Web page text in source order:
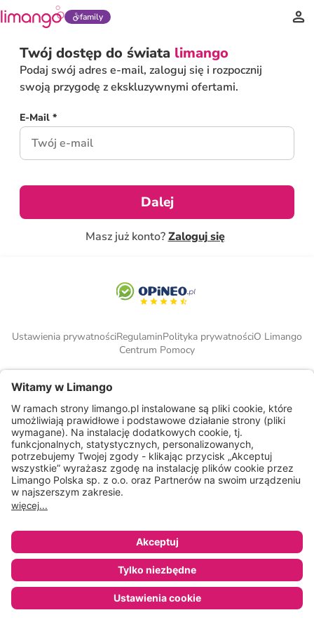
family
Twój dostęp do świata limango
Podaj swój adres e-mail, zaloguj się i rozpocznij
swoją przygodę z ekskluzywnymi ofertami.
E-Mail *
Dalej
Masz już konto?Zaloguj się
Ustawienia prywatnościRegulaminPolityka prywatnościO Limango
Centrum Pomocy